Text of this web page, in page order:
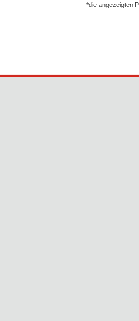
*die angezeigten